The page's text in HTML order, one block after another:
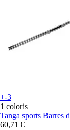
+-3
1 coloris
Tanga sports Barres
60,71 €